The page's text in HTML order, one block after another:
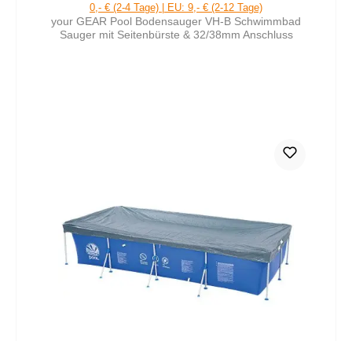
0,- € (2-4 Tage) | EU: 9,- € (2-12 Tage)
your GEAR Pool Bodensauger VH-B Schwimmbad
Sauger mit Seitenbürste & 32/38mm Anschluss